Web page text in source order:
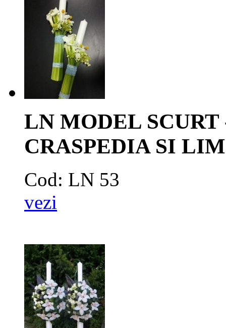
LN MODEL
CRASPEDIA SI
Cod: LN 53
vezi